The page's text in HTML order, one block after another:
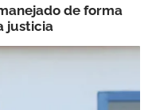
de forma
justicia